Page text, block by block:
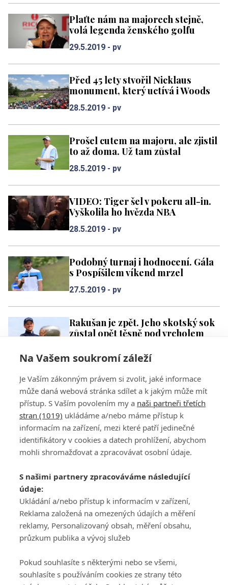
Na Vašem soukromí záleží
Je Vaším zákonným právem si zvolit, jaké informace
může daná webová stránka sdílet a k jakým může mít
přístup. S Vaším povolením my a naši partneři třetích
stran (1019) ukládáme a/nebo máme přístup k
informacím na zařízení, mezi které patří jedinečné
identifikátory v cookies a datech prohlížení, abychom
mohli shromažďovat a zpracovávat osobní údaje.
S našimi partnery zpracováváme následující
údaje:
Ukládání a/nebo přístup k informacím v zařízení,
Reklama založená na omezených údajích a měření
reklamy, Personalizovaný obsah, měření obsahu,
průzkum publika a vývoj služeb
Pokud souhlasíte s některými nebo se všemi,
souhlasíte s používáním cookies ze strany této
Plaťte nám na majorech stejně,
volá legenda ženského golfu
29.5.2019 - pv
Před 45 lety stvořil Nicklaus
monument, který uctívá i Woods
28.5.2019 - pv
Prošel cutem na majoru, ale zjistil
to až doma. Už tam zůstal
28.5.2019 - pv
VIDEO: Tiger šel v pokeru all-in.
Vyškolila ho hvězda NBA
28.5.2019 - pv
Podobný turnaj i hodnocení. Gála
s Pospíšilem víkend mrzel
27.5.2019 - pv
Rakušan je zpět. Jeho skotský sok
zůstal opět těsně pod vrcholem
214 215 216 217 218 219 220 221 222 223
Všeobecné obchodní
podmínky služby
GolfExtra.cz Premium
Podmínky zpracování
osobních údajů při
GolfExtra
Ceník GolfExtra.cz
ATV CZ, s.r.o.
140 00 Praha 4